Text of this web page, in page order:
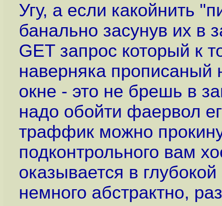
Угу, а если какойнить
банально засунув их в
GET запрос который к
наверняка
окне - это не брешь в
надо обойти фаервол
траффик можно
подконтрольного вам
оказывается в
немного абстрактно,